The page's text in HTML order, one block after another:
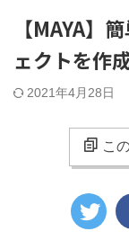
【MAYA】
ェクトを作
2021年4月28日
こ